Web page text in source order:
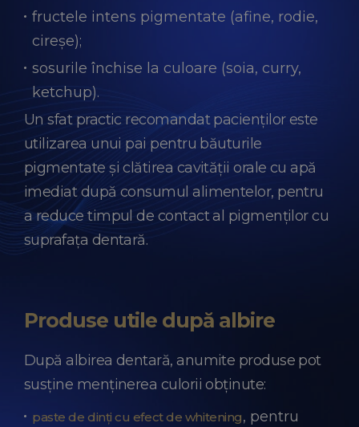
fructele intens pigmentate (afine, rodie,
cireșe);
sosurile închise la culoare (soia, curry,
ketchup).
Un sfat practic recomandat pacienților este
utilizarea unui pai pentru băuturile
pigmentate și clătirea cavității orale cu apă
imediat după consumul alimentelor, pentru
a reduce timpul de contact al pigmenților cu
suprafața dentară.
Produse utile după albire
După albirea dentară, anumite produse pot
susține menținerea culorii obținute:
paste de dinți cu efect de whitening, pentru